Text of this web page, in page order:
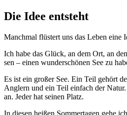
Die Idee entsteht
Manch­mal flüs­tert uns das Leben eine
Ich habe das Glück, an dem Ort, an
sen – einen wun­der­schö­nen See zu
Es ist ein gro­ßer See. Ein Teil gehört
Ang­lern und ein Teil ein­fach der
an. Jeder hat sei­nen Platz.
In die­sen hei­ßen Som­mer­ta­gen gehe